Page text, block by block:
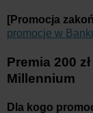
[Promocja
promocje w
Premia 200
Millennium
Dla kogo